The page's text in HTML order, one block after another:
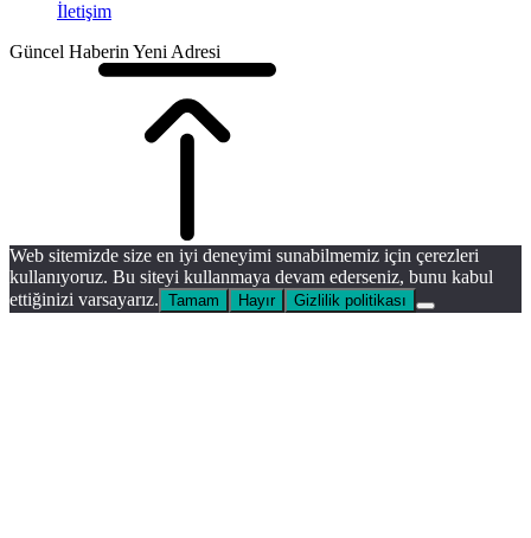
İletişim
Güncel Haberin Yeni Adresi
Web sitemizde size en iyi deneyimi sunabilmemiz için çerezleri
kullanıyoruz. Bu siteyi kullanmaya devam ederseniz, bunu kabul
ettiğinizi varsayarız. Tamam Hayır Gizlilik politikası